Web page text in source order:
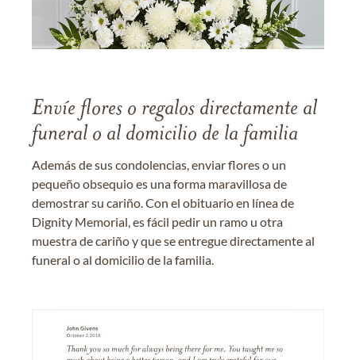
Envíe flores o regalos directamente al
funeral o al domicilio de la familia
Además de sus condolencias, enviar flores o un
pequeño obsequio es una forma maravillosa de
demostrar su cariño. Con el obituario en línea de
Dignity Memorial, es fácil pedir un ramo u otra
muestra de cariño y que se entregue directamente al
funeral o al domicilio de la familia.